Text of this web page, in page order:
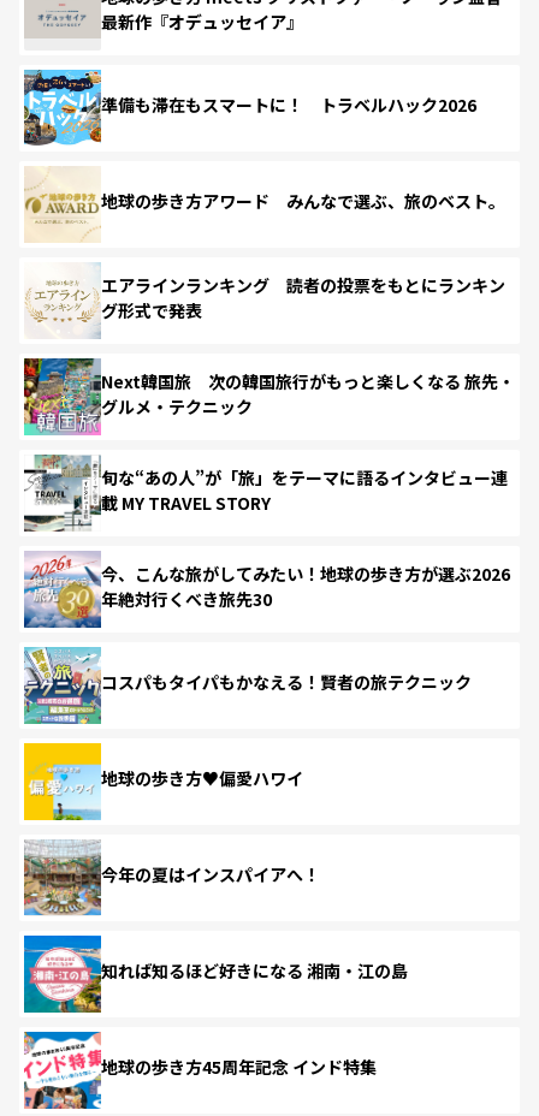
最新作『オデュッセイア』
準備も滞在もスマートに！ トラベルハック2026
地球の歩き方アワード みんなで選ぶ、旅のベスト。
エアラインランキング 読者の投票をもとにランキン
グ形式で発表
Next韓国旅 次の韓国旅行がもっと楽しくなる 旅先・
グルメ・テクニック
旬な“あの人”が「旅」をテーマに語るインタビュー連
載 MY TRAVEL STORY
今、こんな旅がしてみたい！地球の歩き方が選ぶ2026
年絶対行くべき旅先30
コスパもタイパもかなえる！賢者の旅テクニック
地球の歩き方♥偏愛ハワイ
今年の夏はインスパイアへ！
知れば知るほど好きになる 湘南・江の島
地球の歩き方45周年記念 インド特集